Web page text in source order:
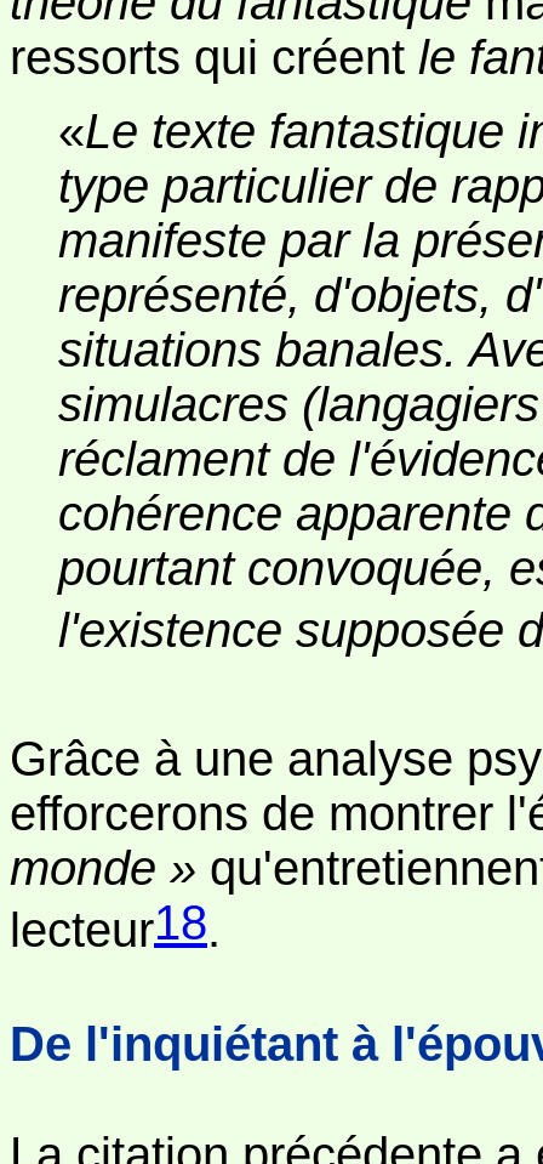
ressorts qui créent le
«Le texte fantastique
type particulier de
manifeste par la
représenté, d'objets,
situations banales.
simulacres
réclament de
cohérence apparente
pourtant convoquée,
l'existence supposée
Grâce à une analyse
efforcerons de montrer
monde »
lecteur18.
De l'inquiétant à